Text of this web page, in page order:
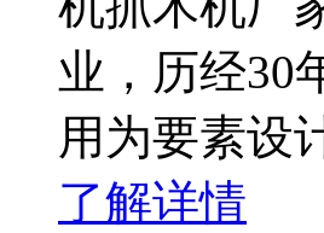
业，历经30
用为要素设
了解详情